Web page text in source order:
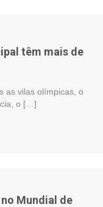
têm mais de
as vilas olímpicas, o
o […]
Mundial de